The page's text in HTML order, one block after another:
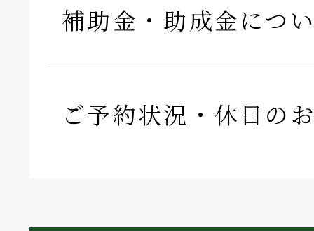
補助金・助成金につ
ご予約状況・休日の